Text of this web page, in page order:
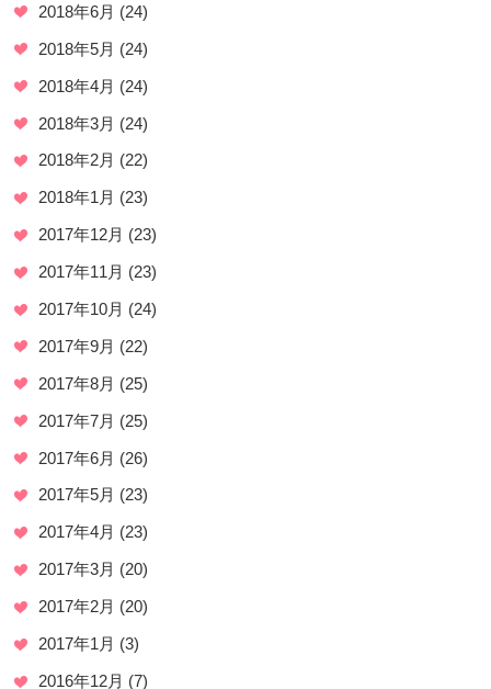
2018年6月 (24)
2018年5月 (24)
2018年4月 (24)
2018年3月 (24)
2018年2月 (22)
2018年1月 (23)
2017年12月 (23)
2017年11月 (23)
2017年10月 (24)
2017年9月 (22)
2017年8月 (25)
2017年7月 (25)
2017年6月 (26)
2017年5月 (23)
2017年4月 (23)
2017年3月 (20)
2017年2月 (20)
2017年1月 (3)
2016年12月 (7)